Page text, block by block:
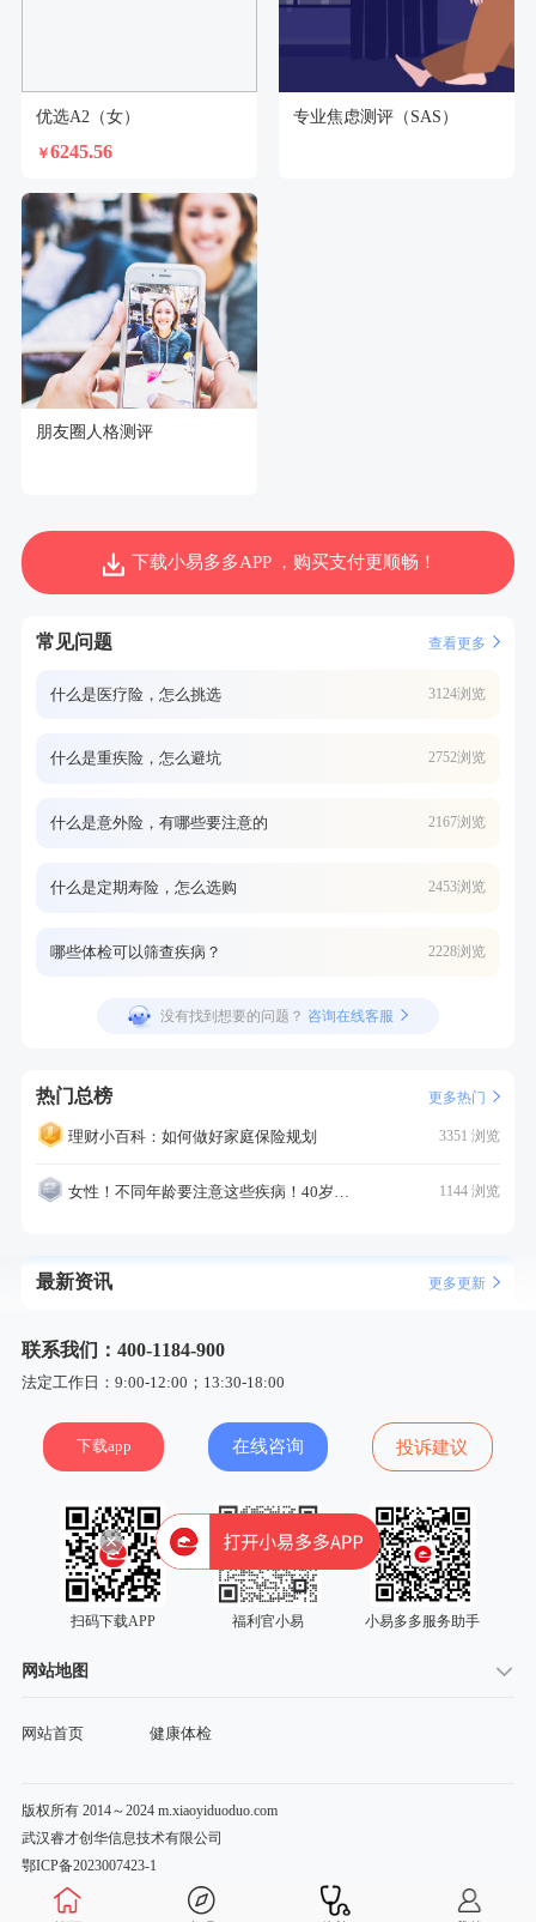
优选A2（女）
￥6245.56
专业焦虑测评（SAS）
朋友圈人格测评
下载小易多多APP ，购买支付更顺畅！
常见问题 查看更多
什么是医疗险，怎么挑选 3124浏览
什么是重疾险，怎么避坑 2752浏览
什么是意外险，有哪些要注意的 2167浏览
什么是定期寿险，怎么选购 2453浏览
哪些体检可以筛查疾病？ 2228浏览
没有找到想要的问题？ 咨询在线客服
热门总榜 更多热门
理财小百科：如何做好家庭保险规划 3351 浏览
女性！不同年龄要注意这些疾病！40岁的这个疾病最需要注意！ 1144 浏览
最新资讯 更多更新
联系我们：400-1184-900
法定工作日：9:00-12:00；13:30-18:00
下载app 在线咨询 投诉建议
扫码下载APP 福利官小易 小易多多服务助手
网站地图
网站首页 健康体检
版权所有 2014～2024 m.xiaoyiduoduo.com
武汉睿才创华信息技术有限公司
鄂ICP备2023007423-1